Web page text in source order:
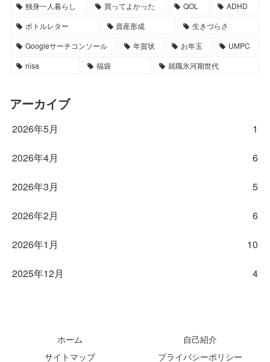
独身一人暮らし
買ってよかった QOL
ADHD
ボトルレター
資産形成
生きづらさ
Googleサーチコンソール
年賀状 お年玉
UMPC
nisa
福袋 就職氷河期世代
アーカイブ
2026年5月 1
2026年4月 6
2026年3月 5
2026年2月 6
2026年1月 10
2025年12月 4
ホーム
自己紹介
サイトマップ
プライバシーポリシー